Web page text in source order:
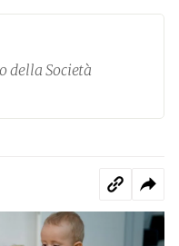
della Società